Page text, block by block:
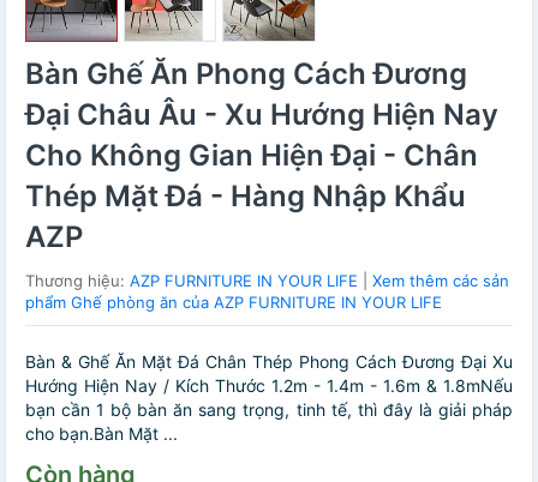
Bàn Ghế Ăn Phong Cách Đương
Đại Châu Âu - Xu Hướng Hiện Nay
Cho Không Gian Hiện Đại - Chân
Thép Mặt Đá - Hàng Nhập Khẩu
AZP
Thương hiệu: AZP FURNITURE IN YOUR LIFE
Xem thêm các sản
phẩm Ghế phòng ăn của AZP FURNITURE IN YOUR LIFE
Bàn & Ghế Ăn Mặt Đá Chân Thép Phong Cách Đương Đại Xu
Hướng Hiện Nay / Kích Thước 1.2m - 1.4m - 1.6m & 1.8mNếu
bạn cần 1 bộ bàn ăn sang trọng, tinh tế, thì đây là giải pháp
cho bạn.Bàn Mặt ...
Còn hàng